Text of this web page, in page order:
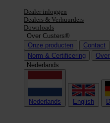
Dealer inloggen
Dealers & Verhuurders
Downloads
Over Custers®
Onze producten
Contact
Norm & Certificering
Nederlands
Nederlands English